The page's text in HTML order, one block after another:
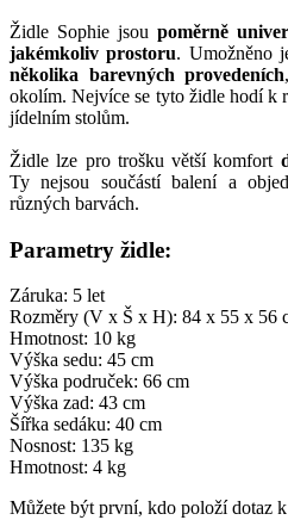
Židle Sophie jsoupoměrně
jakémkoliv prostoru. Umožněno
několika barevných provedeních
okolím. Nejvíce se tyto židle hodí k
jídelním stolům.
Židle lze pro trošku větší komfort
Ty nejsou součástí balení a
různých barvách.
Parametry židle:
Záruka: 5 let
Rozměry (V x Š x H): 84 x 55 x 56
Hmotnost: 10 kg
Výška sedu: 45 cm
Výška područek: 66 cm
Výška zad: 43 cm
Šířka sedáku: 40 cm
Nosnost: 135 kg
Hmotnost: 4 kg
Můžete být první, kdo položí dotaz